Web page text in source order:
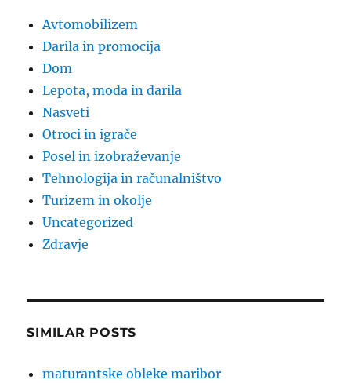
Avtomobilizem
Darila in promocija
Dom
Lepota, moda in darila
Nasveti
Otroci in igrače
Posel in izobraževanje
Tehnologija in računalništvo
Turizem in okolje
Uncategorized
Zdravje
SIMILAR POSTS
maturantske obleke maribor